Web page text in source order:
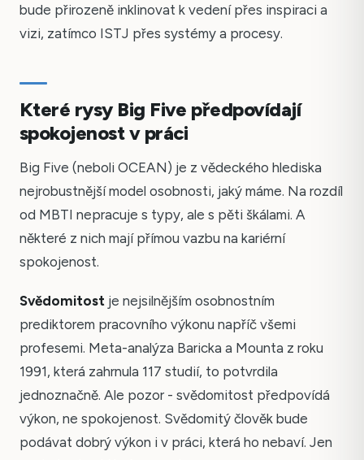
bude přirozeně inklinovat k vedení přes inspiraci a
vizi, zatímco ISTJ přes systémy a procesy.
Které rysy Big Five předpovídají
spokojenost v práci
Big Five (neboli OCEAN) je z vědeckého hlediska
nejrobustnější model osobnosti, jaký máme. Na rozdíl
od MBTI nepracuje s typy, ale s pěti škálami. A
některé z nich mají přímou vazbu na kariérní
spokojenost.
Svědomitost je nejsilnějším osobnostním
prediktorem pracovního výkonu napříč všemi
profesemi. Meta-analýza Baricka a Mounta z roku
1991, která zahrnula 117 studií, to potvrdila
jednoznačně. Ale pozor - svědomitost předpovídá
výkon, ne spokojenost. Svědomitý člověk bude
podávat dobrý výkon i v práci, která ho nebaví. Jen